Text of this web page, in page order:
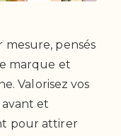
mesure, pensés
marque et
Valorisez vos
et
pour attirer